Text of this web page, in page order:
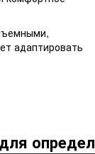
адаптировать